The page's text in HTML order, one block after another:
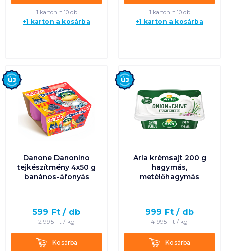
1 karton = 10 db
+1 karton a kosárba
1 karton = 10 db
+1 karton a kosárba
Danone Danonino
tejkészítmény 4x50 g
banános-áfonyás
599 Ft / db
2 995Ft / kg
KosárbaKosárba
Új
Arla krémsajt 200 g
hagymás,
metélőhagymás
999 Ft / db
4 995 Ft / kg
KosárbaKosárba
Új